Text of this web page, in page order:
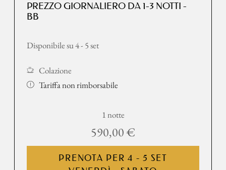
PREZZO GIORNALIERO DA 1-3 NOTTI -
BB
Disponibile su 4 - 5 set
Colazione
Tariffa non rimborsabile
1 notte
590,00 €
PRENOTA PER4 - 5 SET